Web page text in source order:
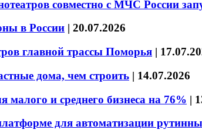
совместно с МЧС России
в России | 20.07.2026
главной трассы Поморья |
дома, чем строить | 14.07.2026
и среднего бизнеса на 76% |
для автоматизации